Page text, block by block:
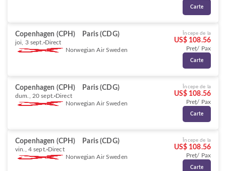
Carte
Copenhagen (CPH) Paris (CDG)
joi, 3 sept. Direct
Norwegian Air Sweden
Începe de la
US$ 108.56
Preț/ Pax
Carte
Copenhagen (CPH) Paris (CDG)
dum., 20 sept. Direct
Norwegian Air Sweden
Începe de la
US$ 108.56
Preț/ Pax
Carte
Copenhagen (CPH) Paris (CDG)
vin., 4 sept. Direct
Norwegian Air Sweden
Începe de la
US$ 108.56
Preț/ Pax
Carte